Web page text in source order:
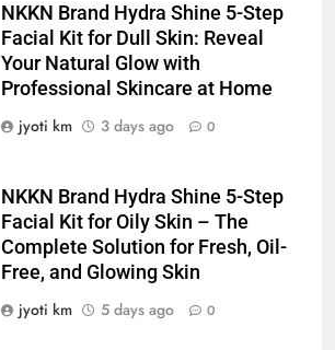
NKKN Brand Hydra Shine 5-Step
Facial Kit for Dull Skin: Reveal
Your Natural Glow with
Professional Skincare at Home
jyoti km
3 days ago 0
NKKN Brand Hydra Shine 5-Step
Facial Kit for Oily Skin – The
Complete Solution for Fresh, Oil-
Free, and Glowing Skin
jyoti km
5 days ago 0